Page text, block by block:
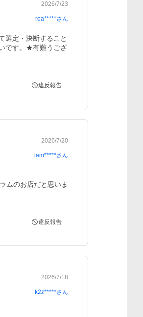
2026/7/23
roa*****さん
選定・決断すること
です。★有難うござ
違反報告
2026/7/20
iam*****さん
ムのお店だと思いま
違反報告
2026/7/18
k2z*****さん